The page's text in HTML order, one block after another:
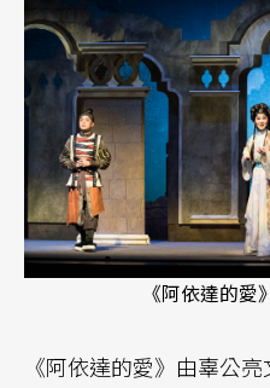
《阿依達的愛
《阿依達的愛》由辜公